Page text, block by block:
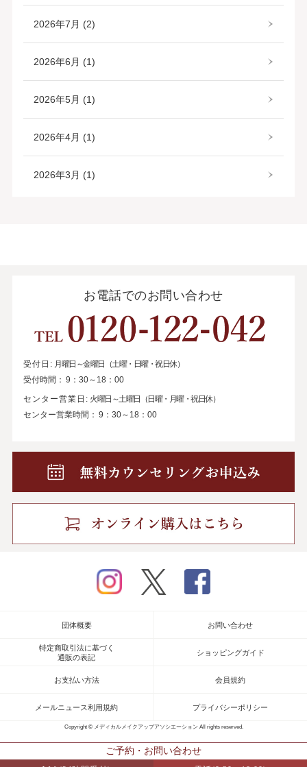
2026年7月 (2)
2026年6月 (1)
2026年5月 (1)
2026年4月 (1)
2026年3月 (1)
お電話でのお問い合わせ
受付日: 月曜日～金曜日（土曜・日曜・祝日休）
受付時間： 9：30～18：00
センター営業日: 火曜日～土曜日（日曜・月曜・祝日休）
センター営業時間： 9：30～18：00
instagram
団体概要 お問い合わせ
特定商取引法に基づく
通販の表記
ショッピングガイド
お支払い方法 会員規約
メールニュース利用規約 プライバシーポリシー
Copyright © メディカルメイクアップアソシエーション All rights reserved.
ご予約・お問い合わせ